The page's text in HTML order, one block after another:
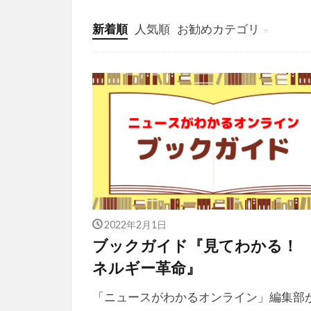
新着順 人気順 お勧めカテゴリ
投稿
学び
マンガ
電子書籍
2022年2月1日
ブックガイド『見てわかる
ネルギー革命』
「ニュースがわかるオンライン」編集部